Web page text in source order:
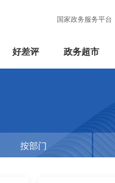
国家政务服务平台
好差评 政务超市
按部门